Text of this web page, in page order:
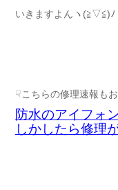
いきますよんヽ(≧▽≦)ﾉ
☟こちらの修理速報も
防水のアイフォ
しかしたら修理